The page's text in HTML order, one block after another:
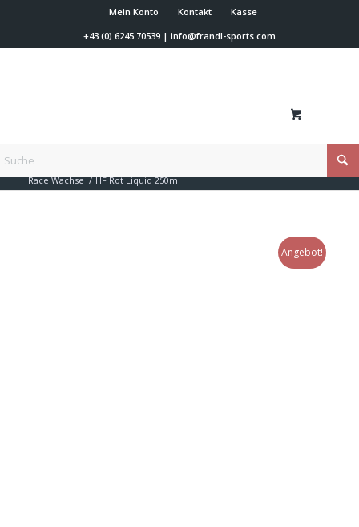
Mein Konto Kontakt
Kasse
+43 (0) 6245 70539| info@frandl-sports.com
Du bist hier:
Race Wachse / HF Rot Liquid 250ml
Angebot!